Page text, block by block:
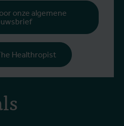
onze algemene
Healthropist